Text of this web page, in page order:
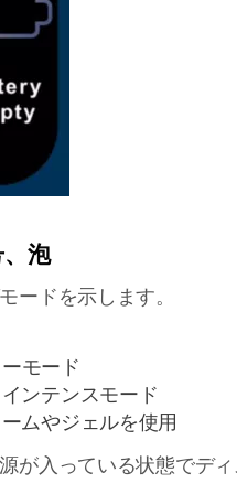
泡
ードを示します。
モード
インテンスモード
ムやジェルを使用
が入っている状態でデ